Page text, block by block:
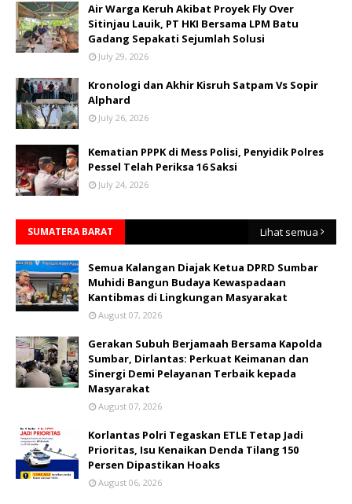
Air Warga Keruh Akibat Proyek Fly Over
Sitinjau Lauik, PT HKI Bersama LPM Batu
Gadang Sepakati Sejumlah Solusi
July 29, 2026
Kronologi dan Akhir Kisruh Satpam Vs Sopir
Alphard
July 26, 2026
Kematian PPPK di Mess Polisi, Penyidik Polres
Pessel Telah Periksa 16 Saksi
July 24, 2026
SUMATERA BARAT Lihat semua
Semua Kalangan Diajak Ketua DPRD Sumbar
Muhidi Bangun Budaya Kewaspadaan
Kantibmas di Lingkungan Masyarakat
August 07, 2026
Gerakan Subuh Berjamaah Bersama Kapolda
Sumbar, Dirlantas: Perkuat Keimanan dan
Sinergi Demi Pelayanan Terbaik kepada
Masyarakat
August 07, 2026
Korlantas Polri Tegaskan ETLE Tetap Jadi
Prioritas, Isu Kenaikan Denda Tilang 150
Persen Dipastikan Hoaks
August 06, 2026